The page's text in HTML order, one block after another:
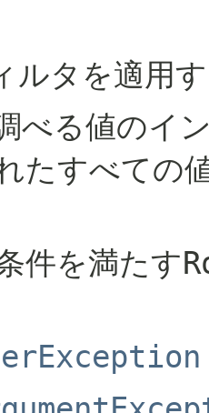
ルタを適用
べる値のイ
たすべての
件を満たす